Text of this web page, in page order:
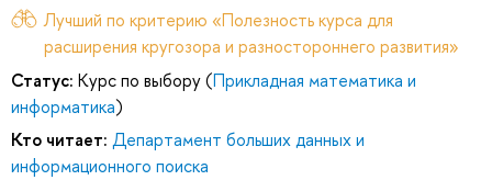
Лучший по критерию «Полезность курса для
расширения кругозора и разностороннего развития»
Статус: Курс по выбору (Прикладная математика и
информатика)
Кто читает: Департамент больших данных и
информационного поиска